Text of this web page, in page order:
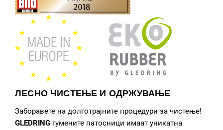
ЛЕСНО ЧИСТЕЊЕ И ОДРЖУВАЊЕ
Заборавете на долготрајните процедури за чистење!
GLEDRING гумените патосници имаат уникатна